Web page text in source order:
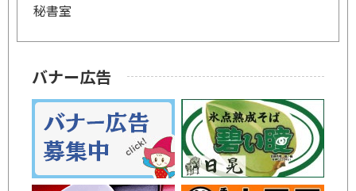
秘書室
バナー広告